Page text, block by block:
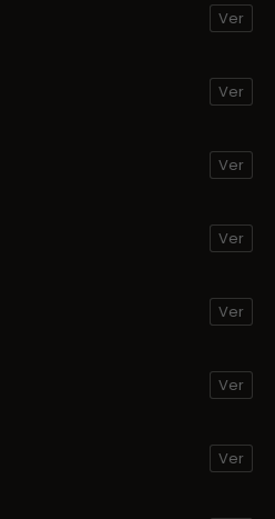
Ver
Ver
Ver
Ver
Ver
Ver
Ver